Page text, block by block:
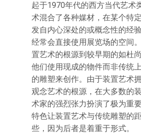
起于1970年代的西方当代艺术
术混合了各种媒材，在某个特
发自内心深处的或概念性的经
经常会直接使用展览场的空间
置艺术的根源到较早期的如杜
他们使用现成的物件而非传统
的雕塑来创作。由于装置艺术
观念艺术的根源，在大多数的
术家的强烈张力扮演了极为重
特色让装置艺术与传统雕塑的
些，因为后者是着重于形式。